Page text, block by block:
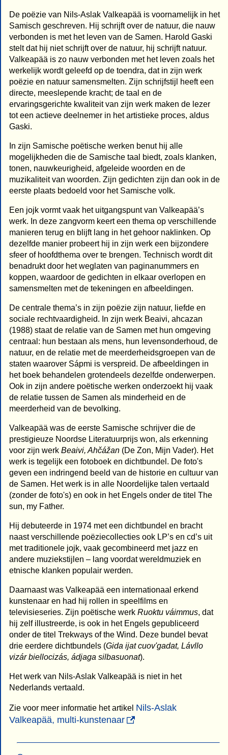
De poëzie van Nils-Aslak Valkeapää is voornamelijk in het
Samisch geschreven. Hij schrijft over de natuur, die nauw
verbonden is met het leven van de Samen. Harold Gaski
stelt dat hij niet schrijft over de natuur, hij schrijft natuur.
Valkeapää is zo nauw verbonden met het leven zoals het
werkelijk wordt geleefd op de toendra, dat in zijn werk
poëzie en natuur samensmelten. Zijn schrijfstijl heeft een
directe, meeslepende kracht; de taal en de
ervaringsgerichte kwaliteit van zijn werk maken de lezer
tot een actieve deelnemer in het artistieke proces, aldus
Gaski.
In zijn Samische poëtische werken benut hij alle
mogelijkheden die de Samische taal biedt, zoals klanken,
tonen, nauwkeurigheid, afgeleide woorden en de
muzikaliteit van woorden. Zijn gedichten zijn dan ook in de
eerste plaats bedoeld voor het Samische volk.
Een jojk vormt vaak het uitgangspunt van Valkeapää’s
werk. In deze zangvorm keert een thema op verschillende
manieren terug en blijft lang in het gehoor naklinken. Op
dezelfde manier probeert hij in zijn werk een bijzondere
sfeer of hoofdthema over te brengen. Technisch wordt dit
benadrukt door het weglaten van paginanummers en
koppen, waardoor de gedichten in elkaar overlopen en
samensmelten met de tekeningen en afbeeldingen.
De centrale thema’s in zijn poëzie zijn natuur, liefde en
sociale rechtvaardigheid. In zijn werk Beaivi, ahcazan
(1988) staat de relatie van de Samen met hun omgeving
centraal: hun bestaan als mens, hun levensonderhoud, de
natuur, en de relatie met de meerderheidsgroepen van de
staten waarover Sápmi is verspreid. De afbeeldingen in
het boek behandelen grotendeels dezelfde onderwerpen.
Ook in zijn andere poëtische werken onderzoekt hij vaak
de relatie tussen de Samen als minderheid en de
meerderheid van de bevolking.
Valkeapää was de eerste Samische schrijver die de
prestigieuze Noordse Literatuurprijs won, als erkenning
voor zijn werk Beaivi, Ahčážan (De Zon, Mijn Vader). Het
werk is tegelijk een fotoboek en dichtbundel. De foto's
geven een indringend beeld van de historie en cultuur van
de Samen. Het werk is in alle Noordelijke talen vertaald
(zonder de foto's) en ook in het Engels onder de titel The
sun, my Father.
Hij debuteerde in 1974 met een dichtbundel en bracht
naast verschillende poëziecollecties ook LP’s en cd’s uit
met traditionele jojk, vaak gecombineerd met jazz en
andere muziekstijlen – lang voordat wereldmuziek en
etnische klanken populair werden.
Daarnaast was Valkeapää een internationaal erkend
kunstenaar en had hij rollen in speelfilms en
televisieseries. Zijn poëtische werk Ruoktu váimmus, dat
hij zelf illustreerde, is ook in het Engels gepubliceerd
onder de titel Trekways of the Wind. Deze bundel bevat
drie eerdere dichtbundels (Gida ijat cuov'gadat, Lávllo
vizár biellocizás, ádjaga silbasuonat).
Het werk van Nils-Aslak Valkeapää is niet in het
Nederlands vertaald.
Zie voor meer informatie het artikel Nils-Aslak
Valkeapää, multi-kunstenaar